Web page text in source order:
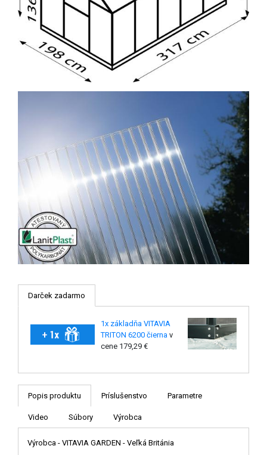
Darček zadarmo
1x základňa VITAVIA
TRITON 6200 čiernav
cene 179,29 €
Popis produktu Príslušenstvo Parametre
Video Súbory Výrobca
Výrobca - VITAVIA GARDEN - Veľká Británia